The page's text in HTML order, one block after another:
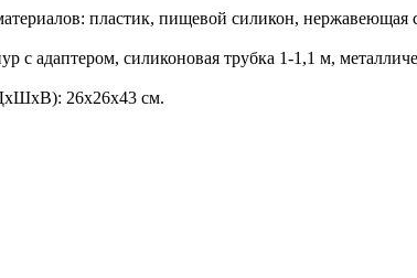
пластик, пищевой силикон,
с адаптером, силиконовая трубка 1-1,1 м,
26x26x43 см.